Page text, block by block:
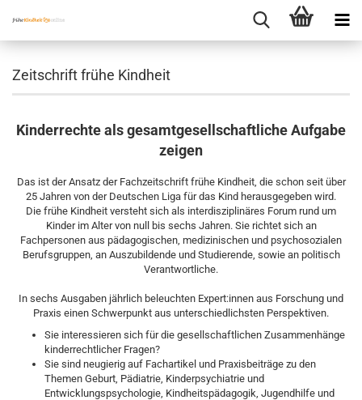
Zeitschrift frühe Kindheit
Kinderrechte als gesamtgesellschaftliche Aufgabe
zeigen
Das ist der Ansatz der Fachzeitschrift frühe Kindheit, die schon seit über
25 Jahren von der Deutschen Liga für das Kind herausgegeben wird.
Die frühe Kindheit versteht sich als interdisziplinäres Forum rund um
Kinder im Alter von null bis sechs Jahren. Sie richtet sich an
Fachpersonen aus pädagogischen, medizinischen und psychosozialen
Berufsgruppen, an Auszubildende und Studierende, sowie an politisch
Verantwortliche.
In sechs Ausgaben jährlich beleuchten Expert:innen aus Forschung und
Praxis einen Schwerpunkt aus unterschiedlichsten Perspektiven.
Sie interessieren sich für die gesellschaftlichen Zusammenhänge
kinderrechtlicher Fragen?
Sie sind neugierig auf Fachartikel und Praxisbeiträge zu den
Themen Geburt, Pädiatrie, Kinderpsychiatrie und
Entwicklungspsychologie, Kindheitspädagogik, Jugendhilfe und